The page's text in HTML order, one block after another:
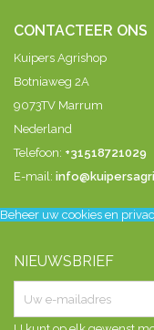
CONTACTEER ONS
Kuipers Agrishop
Botniaweg 2A
9073TV Marrum
Nederland
Telefoon: +31518721029
E-mail:
Beheer uw cookies en
NIEUWSBRIEF